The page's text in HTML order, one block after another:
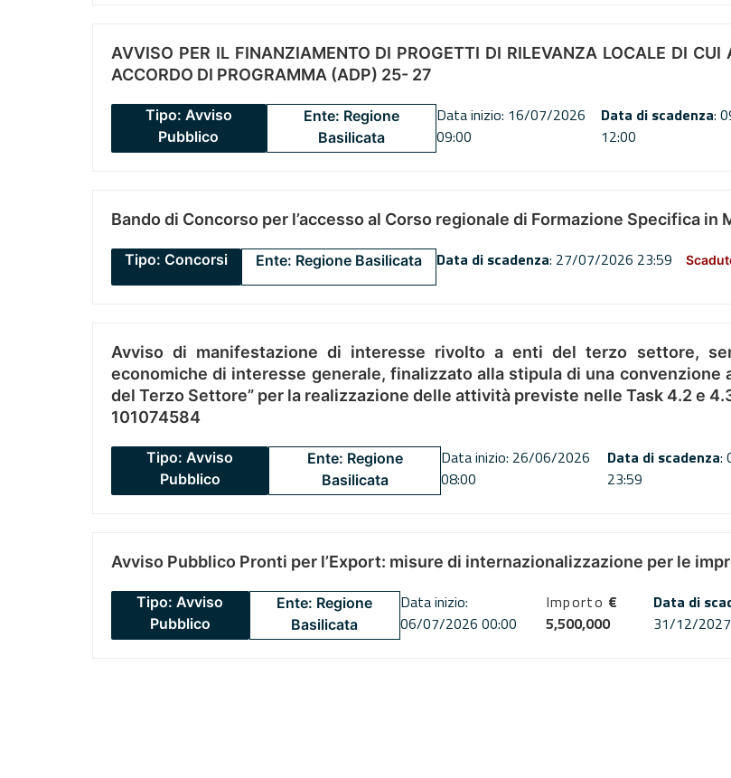
AVVISO PER IL FINANZIAMENTO DI PROGETTI DI RILEVANZA LOCALE DI
ACCORDO DI PROGRAMMA (ADP) 25- 27
Tipo: Avviso
Pubblico
Ente: Regione
Basilicata
Data inizio: 16/07/2026
09:00
Data di scadenza:
12:00
Bando di Concorso per l’accesso al Corso regionale di Formazione Specifica
Tipo: Concorsi Ente: Regione Basilicata Data di scadenza: 27/07/2026 23:59
Avviso di manifestazione di interesse rivolto a enti del terzo settore,
economiche di interesse generale, finalizzato alla stipula di una convenzione
del Terzo Settore” per la realizzazione delle attività previste nelle Task 4.2 e
101074584
Tipo: Avviso
Pubblico
Ente: Regione
Basilicata
Data inizio: 26/06/2026
08:00
Data di scadenza:
23:59
Avviso Pubblico Pronti per l’Export: misure di internazionalizzazione per le
Tipo: Avviso
Pubblico
Ente: Regione
Basilicata
Data inizio:
06/07/2026 00:00
Importo €
5,500,000
Data di
31/12/